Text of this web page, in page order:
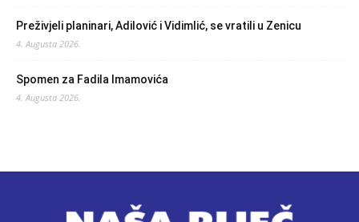
Preživjeli planinari, Adilović i Vidimlić, se vratili u Zenicu
4. Augusta 2026.
Spomen za Fadila Imamovića
4. Augusta 2026.